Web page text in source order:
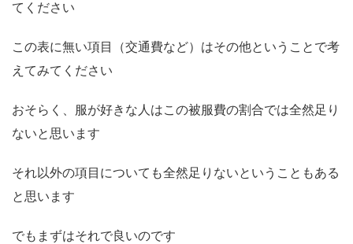
てください
この表に無い項目（交通費など）はその他ということで考
えてみてください
おそらく、服が好きな人はこの被服費の割合では全然足り
ないと思います
それ以外の項目についても全然足りないということもある
と思います
でもまずはそれで良いのです